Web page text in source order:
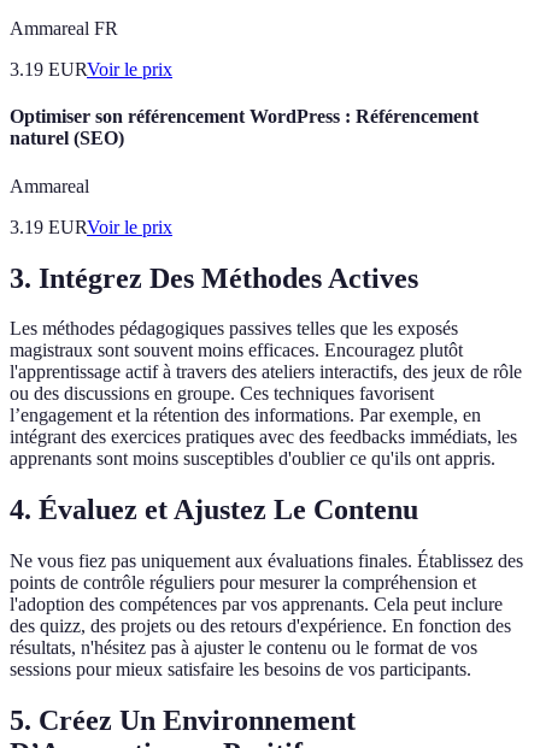
Ammareal FR
3.19 EURVoir le prix
Optimiser son référencement WordPress : Référencement
naturel (SEO)
Ammareal
3.19 EURVoir le prix
3. Intégrez Des Méthodes Actives
Les méthodes pédagogiques passives telles que les exposés
magistraux sont souvent moins efficaces. Encouragez plutôt
l'apprentissage actif à travers des ateliers interactifs, des jeux de rôle
ou des discussions en groupe. Ces techniques favorisent
l’engagement et la rétention des informations. Par exemple, en
intégrant des exercices pratiques avec des feedbacks immédiats, les
apprenants sont moins susceptibles d'oublier ce qu'ils ont appris.
4. Évaluez et Ajustez Le Contenu
Ne vous fiez pas uniquement aux évaluations finales. Établissez des
points de contrôle réguliers pour mesurer la compréhension et
l'adoption des compétences par vos apprenants. Cela peut inclure
des quizz, des projets ou des retours d'expérience. En fonction des
résultats, n'hésitez pas à ajuster le contenu ou le format de vos
sessions pour mieux satisfaire les besoins de vos participants.
5. Créez Un Environnement